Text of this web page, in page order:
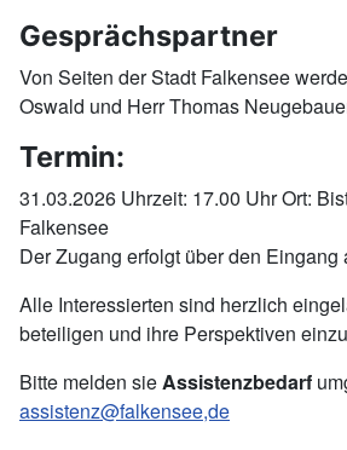
Gesprächspartner
Von Seiten der Stadt Falkensee
Oswald und Herr Thomas
Termin:
31.03.2026 Uhrzeit: 17.00 Uhr Ort:
Falkensee
Der Zugang erfolgt über den Eingang
Alle Interessierten sind herzlich
beteiligen und ihre Perspektiven
Bitte melden sieAssistenzbedarf
assistenz@falkensee,de